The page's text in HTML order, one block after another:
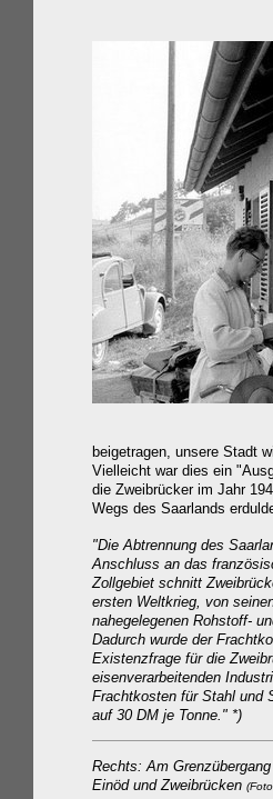
beigetragen, unsere Stadt
Vielleicht war dies ein
die Zweibrücker im Jahr
Wegs des Saarlands
"Die Abtrennung des
Anschluss an das
Zollgebiet schnitt
ersten Weltkrieg, von
nahegelegenen Rohstoff-
Dadurch wurde der
Existenzfrage für die
eisenverarbeitenden
Frachtkosten für Stahl und
auf 30 DM je Tonne." *)
Rechts: Am
Einöd und Zweibrücken